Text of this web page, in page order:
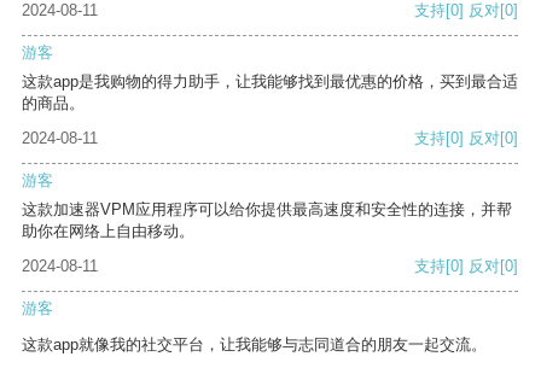
2024-08-11 支持[0] 反对[0]
游客
这款app是我购物的得力助手，让我能够找到最优惠的价格，买到最合适
的商品。
2024-08-11
支持[0] 反对[0]
游客
这款加速器VPM应用程序可以给你提供最高速度和安全性的连接，并帮
助你在网络上自由移动。
2024-08-11
支持[0] 反对[0]
游客
这款app就像我的社交平台，让我能够与志同道合的朋友一起交流。